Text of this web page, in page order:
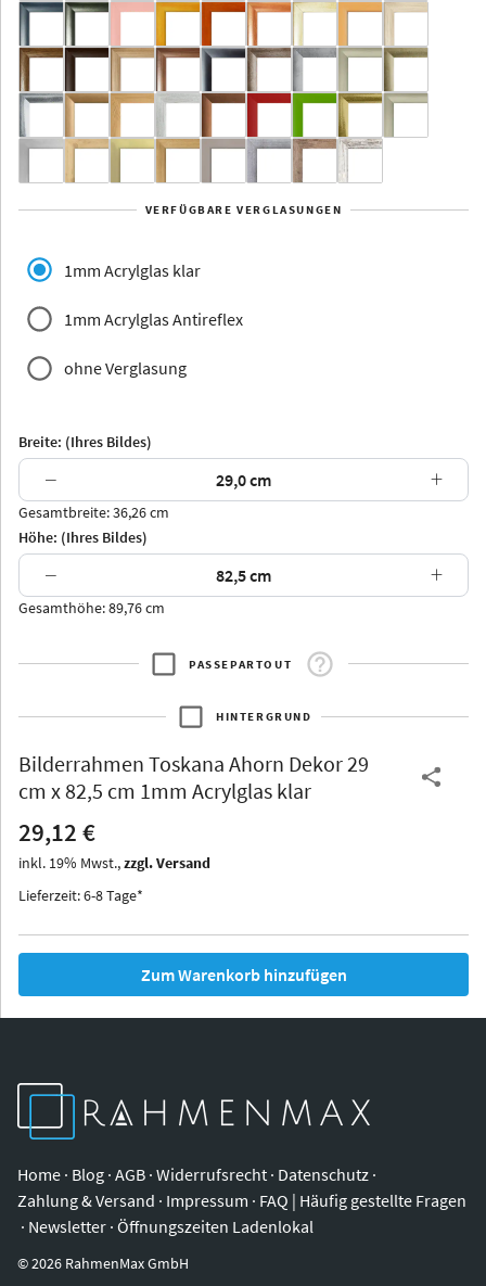
Aluminium
Yukon Alaska
Jersey Dauphine
Arran Luzern
Thurgau
Iowa
VERFÜGBARE VERGLASUNGEN
1mm Acrylglas klar
1mm Acrylglas Antireflex
ohne Verglasung
Breite: (Ihres Bildes)
− +
Gesamtbreite: 36,26 cm
Höhe: (Ihres Bildes)
− +
Gesamthöhe: 89,76 cm
PASSEPARTOUT
HINTERGRUND
Bilderrahmen Toskana Ahorn Dekor 29
cm x 82,5 cm 1mm Acrylglas klar
29,12 €
inkl. 19% Mwst.,zzgl. Versand
Lieferzeit: 6-8 Tage*
Zum Warenkorb hinzufügen
Home · Blog · AGB · Widerrufsrecht · Datenschutz ·
Zahlung & Versand · Impressum · FAQ | Häufig gestellte Fragen
· Newsletter · Öffnungszeiten Ladenlokal
©2026 RahmenMax GmbH